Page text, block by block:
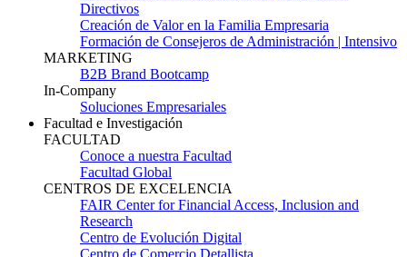
Directivos
Creación de Valor en la Familia Empresaria
Formación de Consejeros de Administración | Intensivo
MARKETING
B2B Brand Bootcamp
In-Company
Soluciones Empresariales
Facultad e Investigación
FACULTAD
Conoce a nuestra Facultad
Facultad Global
CENTROS DE EXCELENCIA
FAIR Center for Financial Access, Inclusion and
Research
Centro de Evolución Digital
Centro de Comercio Detallista